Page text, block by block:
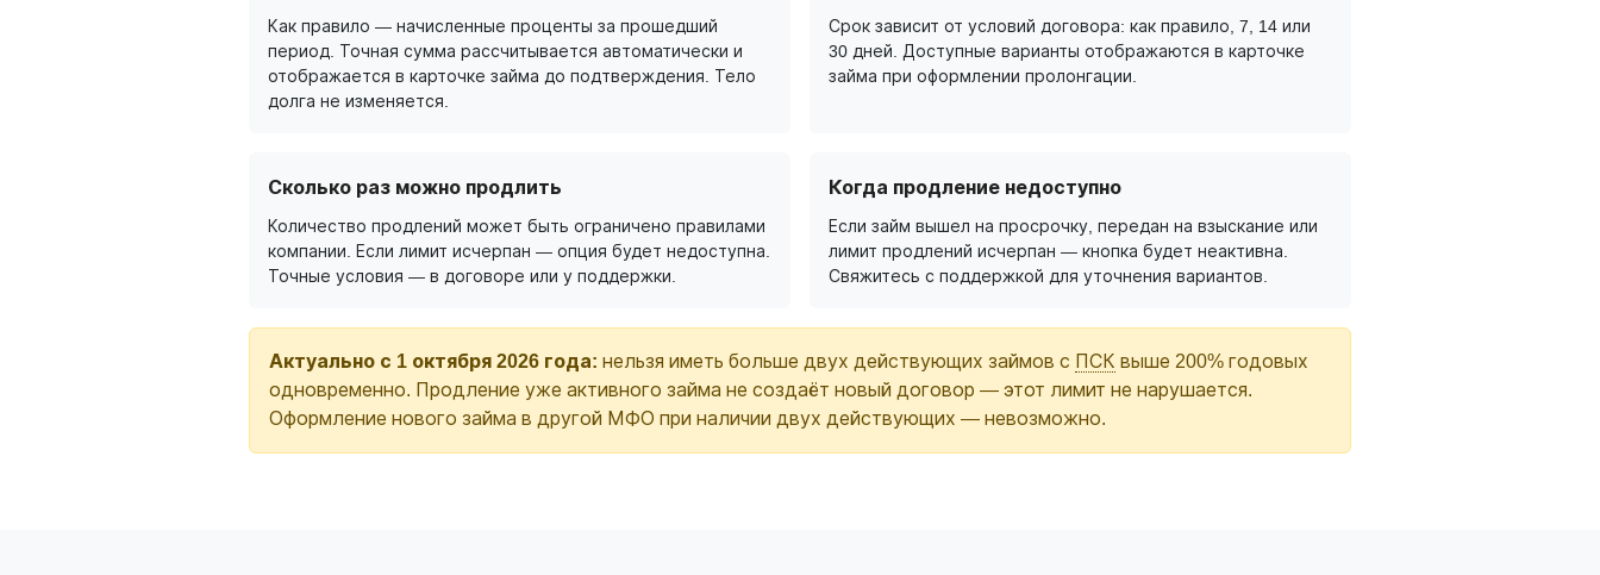
Как правило — начисленные проценты за прошедший
период. Точная сумма рассчитывается автоматически и
отображается в карточке займа до подтверждения. Тело
долга не изменяется.
Срок зависит от условий договора: как правило, 7, 14 или
30 дней. Доступные варианты отображаются в карточке
займа при оформлении пролонгации.
Сколько раз можно продлить
Количество продлений может быть ограничено правилами
компании. Если лимит исчерпан — опция будет недоступна.
Точные условия — в договоре или у поддержки.
Когда продление недоступно
Если займ вышел на просрочку, передан на взыскание или
лимит продлений исчерпан — кнопка будет неактивна.
Свяжитесь с поддержкой для уточнения вариантов.
Актуально с 1 октября 2026 года: нельзя иметь больше двух действующих займов с ПСК выше 200% годовых
одновременно. Продление уже активного займа не создаёт новый договор — этот лимит не нарушается.
Оформление нового займа в другой МФО при наличии двух действующих — невозможно.